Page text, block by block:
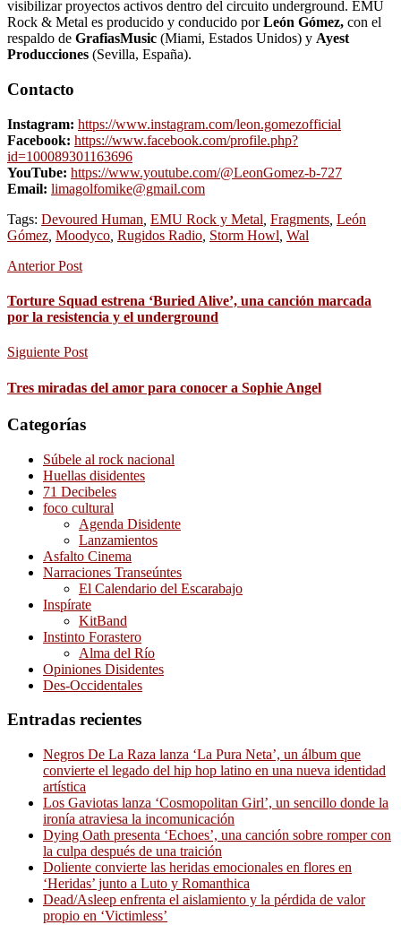
visibilizar proyectos activos dentro del circuito underground. EMU
Rock & Metal es producido y conducido porLeón Gómez, con el
respaldo de GrafiasMusic (Miami, Estados Unidos) y Ayest
Producciones (Sevilla, España).
Contacto
Instagram: https://www.instagram.com/leon.gomezofficial
Facebook: https://www.facebook.com/profile.php?
id=100089301163696
YouTube: https://www.youtube.com/@LeonGomez-b-727
Email: limagolfomike@gmail.com
Tags: Devoured Human EMU Rock y Metal Fragments León
Gómez Moodyco Rugidos Radio Storm Howl Wal
Anterior Post
Torture Squad estrena ‘Buried Alive’, una canción marcada
por la resistencia y el underground
Siguiente Post
Tres miradas del amor para conocer a Sophie Angel
Categorías
Súbele al rock nacional
Huellas disidentes
71 Decibeles
foco cultural
Agenda Disidente
Lanzamientos
Asfalto Cinema
Narraciones Transeúntes
El Calendario del Escarabajo
Inspírate
KitBand
Instinto Forastero
Alma del Río
Opiniones Disidentes
Des-Occidentales
Entradas recientes
Negros De La Raza lanza ‘La Pura Neta’, un álbum que
convierte el legado del hip hop latino en una nueva identidad
artística
Los Gaviotas lanza ‘Cosmopolitan Girl’, un sencillo donde la
ironía atraviesa la incomunicación
Dying Oath presenta ‘Echoes’, una canción sobre romper con
la culpa después de una traición
Doliente convierte las heridas emocionales en flores en
‘Heridas’ junto a Luto y Romanthica
Dead/Asleep enfrenta el aislamiento y la pérdida de valor
propio en ‘Victimless’